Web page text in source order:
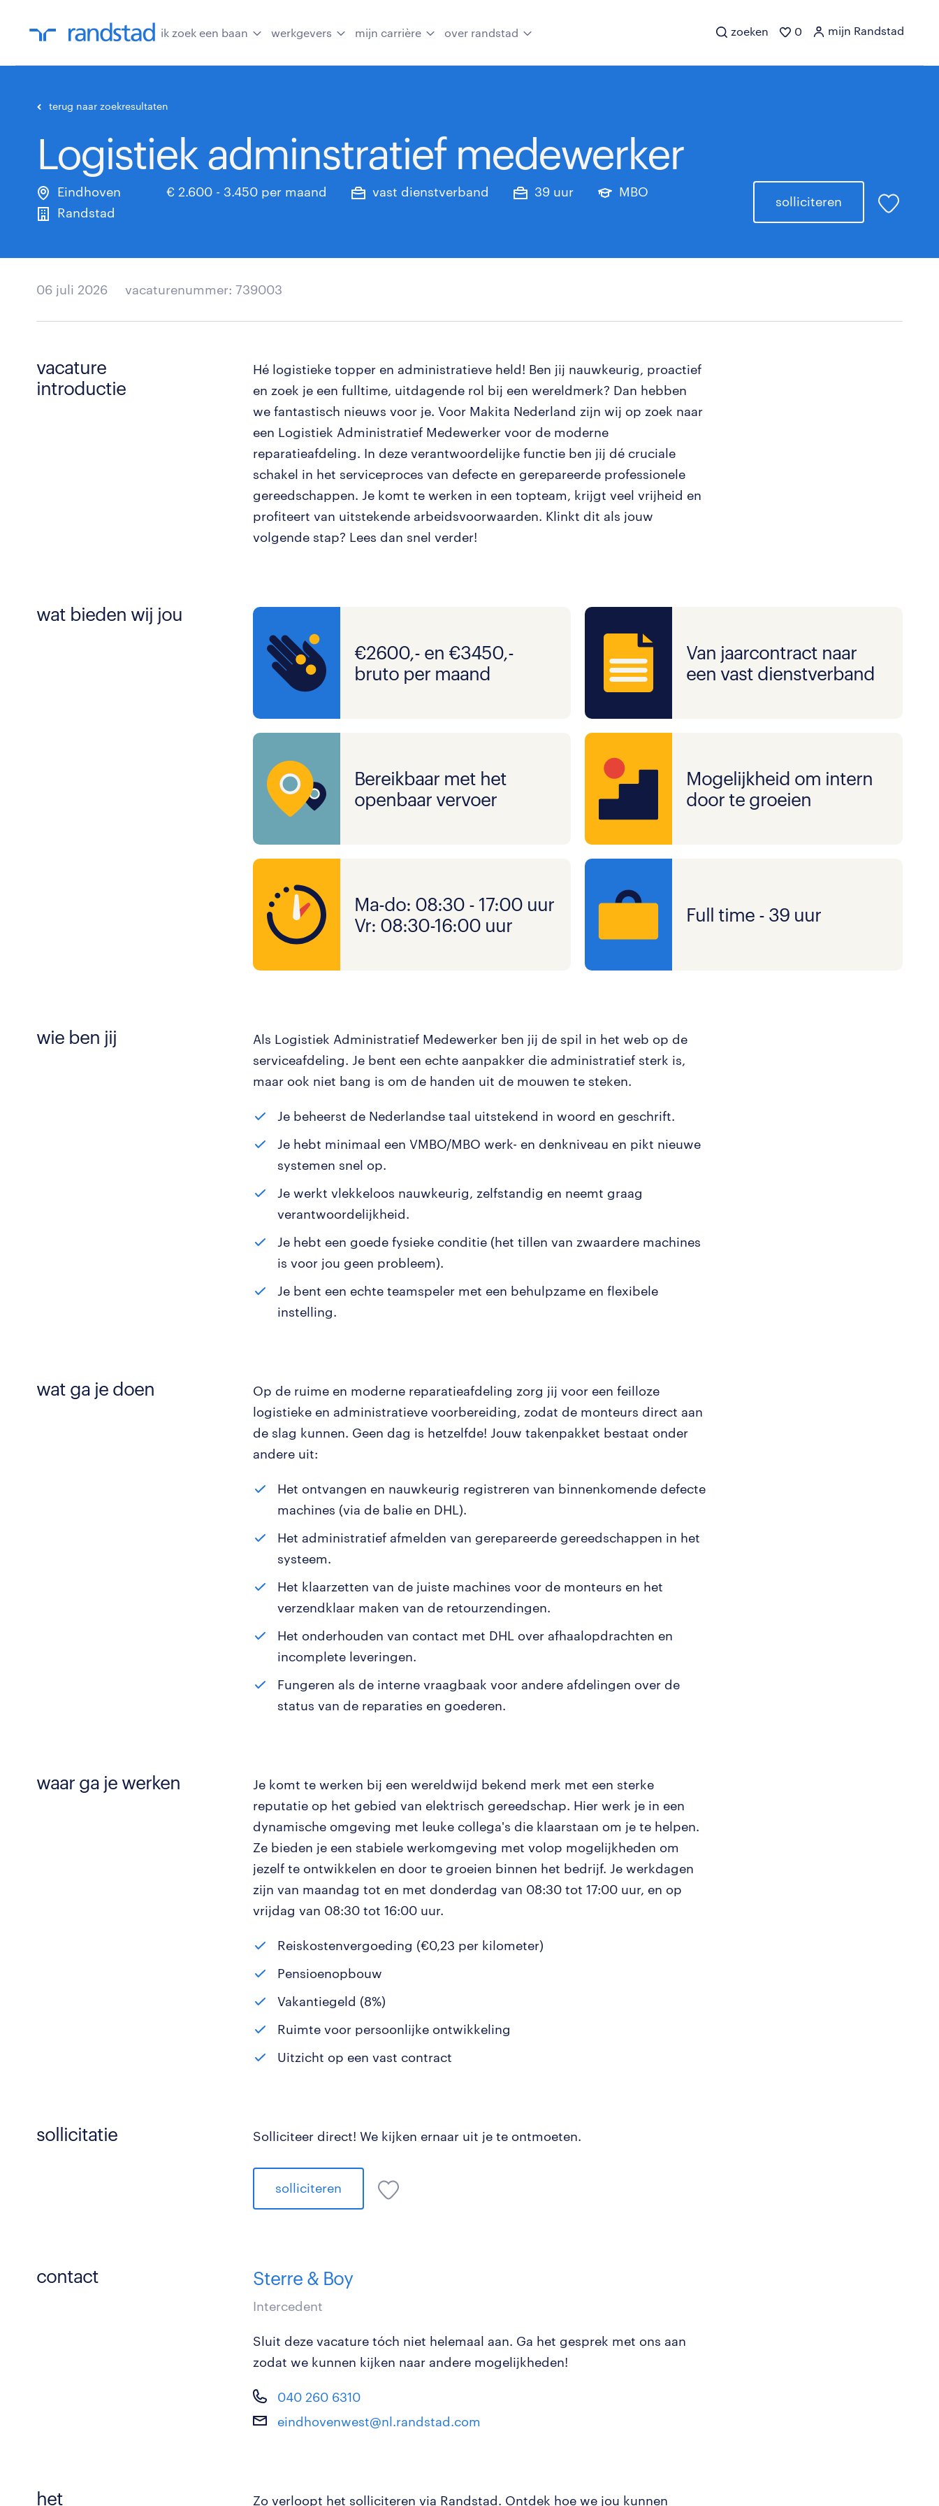
ik zoek een baan werkgevers mijn carrière over randstad zoeken 0 mijn Randstad
terug naar zoekresultaten
Logistiek adminstratief medewerker
Eindhoven € 2.600 - 3.450 per maand vast dienstverband 39 uur
MBO
Randstad
solliciteren
06 juli 2026 vacaturenummer: 739003
vacature
introductie
Hé logistieke topper en administratieve held! Ben jij nauwkeurig, proactief
en zoek je een fulltime, uitdagende rol bij een wereldmerk? Dan hebben
we fantastisch nieuws voor je. Voor Makita Nederland zijn wij op zoek naar
een Logistiek Administratief Medewerker voor de moderne
reparatieafdeling. In deze verantwoordelijke functie ben jij dé cruciale
schakel in het serviceproces van defecte en gerepareerde professionele
gereedschappen. Je komt te werken in een topteam, krijgt veel vrijheid en
profiteert van uitstekende arbeidsvoorwaarden. Klinkt dit als jouw
volgende stap? Lees dan snel verder!
wat bieden wij jou
€2600,- en €3450,-
bruto per maand
Van jaarcontract naar
een vast dienstverband
Bereikbaar met het
openbaar vervoer
Mogelijkheid om intern
door te groeien
Ma-do: 08:30 - 17:00 uur
Vr: 08:30-16:00 uur
Full time - 39 uur
wie ben jij
Als Logistiek Administratief Medewerker ben jij de spil in het web op de
serviceafdeling. Je bent een echte aanpakker die administratief sterk is,
maar ook niet bang is om de handen uit de mouwen te steken.
Je beheerst de Nederlandse taal uitstekend in woord en geschrift.
Je hebt minimaal een VMBO/MBO werk- en denkniveau en pikt nieuwe
systemen snel op.
Je werkt vlekkeloos nauwkeurig, zelfstandig en neemt graag
verantwoordelijkheid.
Je hebt een goede fysieke conditie (het tillen van zwaardere machines
is voor jou geen probleem).
Je bent een echte teamspeler met een behulpzame en flexibele
instelling.
wat ga je doen
Op de ruime en moderne reparatieafdeling zorg jij voor een feilloze
logistieke en administratieve voorbereiding, zodat de monteurs direct aan
de slag kunnen. Geen dag is hetzelfde! Jouw takenpakket bestaat onder
andere uit:
Het ontvangen en nauwkeurig registreren van binnenkomende defecte
machines (via de balie en DHL).
Het administratief afmelden van gerepareerde gereedschappen in het
systeem.
Het klaarzetten van de juiste machines voor de monteurs en het
verzendklaar maken van de retourzendingen.
Het onderhouden van contact met DHL over afhaalopdrachten en
incomplete leveringen.
Fungeren als de interne vraagbaak voor andere afdelingen over de
status van de reparaties en goederen.
waar ga je werken
Je komt te werken bij een wereldwijd bekend merk met een sterke
reputatie op het gebied van elektrisch gereedschap. Hier werk je in een
dynamische omgeving met leuke collega's die klaarstaan om je te helpen.
Ze bieden je een stabiele werkomgeving met volop mogelijkheden om
jezelf te ontwikkelen en door te groeien binnen het bedrijf. Je werkdagen
zijn van maandag tot en met donderdag van 08:30 tot 17:00 uur, en op
vrijdag van 08:30 tot 16:00 uur.
Reiskostenvergoeding (€0,23 per kilometer)
Pensioenopbouw
Vakantiegeld (8%)
Ruimte voor persoonlijke ontwikkeling
Uitzicht op een vast contract
sollicitatie Solliciteer direct! We kijken ernaar uit je te ontmoeten.
solliciteren
contact Sterre & Boy
Intercedent
Sluit deze vacature tóch niet helemaal aan. Ga het gesprek met ons aan
zodat we kunnen kijken naar andere mogelijkheden!
040 260 6310
eindhovenwest@nl.randstad.com
het Zo verloopt het solliciteren via Randstad. Ontdek hoe we jou kunnen